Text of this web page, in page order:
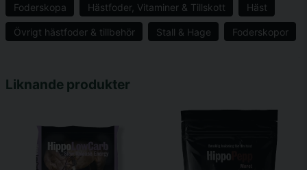
name
Namn
email
Ja, ni får publicera min fråga
Foderskopa Hästfoder, Vitaminer & Tillskott Häst
Övrigt hästfoder & tillbehör Stall & Hage Foderskopor
Liknande produkter